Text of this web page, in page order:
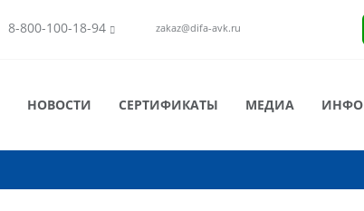
8-800-100-18-94 zakaz@difa-avk.ru
НОВОСТИ СЕРТИФИКАТЫ МЕДИА ИНФО